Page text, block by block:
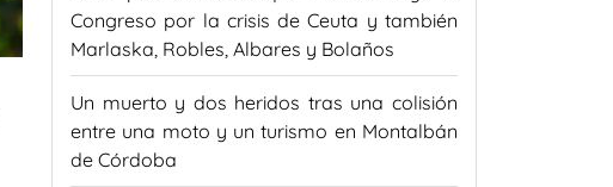
Congreso por la crisis de Ceuta y también
Marlaska, Robles, Albares y Bolaños
Un muerto y dos heridos tras una colisión
entre una moto y un turismo en Montalbán
de Córdoba